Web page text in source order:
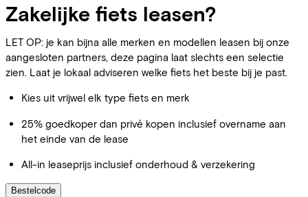
Zakelijke fiets leasen?
LET OP: je kan bijna alle merken en modellen leasen bij onze
aangesloten partners, deze pagina laat slechts een selectie
zien. Laat je lokaal adviseren welke fiets het beste bij je past.
Kies uit vrijwel elk type fiets en merk
25% goedkoper dan privé kopen inclusief overname aan
het einde van de lease
All-in leaseprijs inclusief onderhoud & verzekering
Bestelcode